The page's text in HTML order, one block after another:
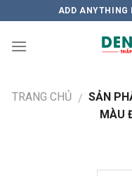
to
content
ADD ANYTHING
TRANG CHỦ / SẢN
MÀU